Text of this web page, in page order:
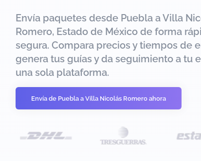
Envía paquetes desde Puebla a Villa
Romero, Estado de México de forma
segura. Compara precios y tiempos de
genera tus guías y da seguimiento a tu
una sola plataforma.
Envía de Puebla a Villa Nicolás Romero ahora